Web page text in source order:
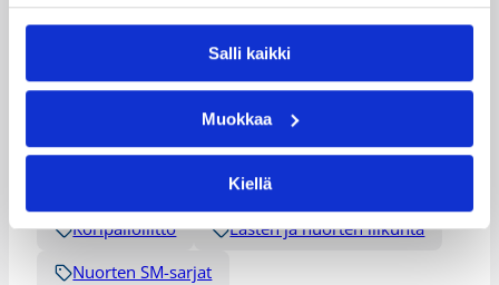
Salli kaikki
Muokkaa
Kiellä
2014-2015
Päivitetty18.08.2014
Kategoriat
Koripalloliitto
Lasten ja nuorten liikunta
Nuorten SM-sarjat